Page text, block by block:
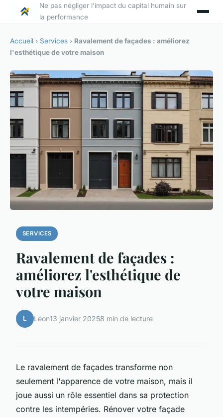
Ne pas négliger l'impact du capital humain sur
la performance
Accueil › Services › Ravalement de façades : améliorez
l'esthétique de votre maison
SERVICES
Ravalement de façades :
améliorez l'esthétique de
votre maison
L Léon13 janvier 20258 min de lecture
Le ravalement de façades transforme non
seulement l'apparence de votre maison, mais il
joue aussi un rôle essentiel dans sa protection
contre les intempéries. Rénover votre façade